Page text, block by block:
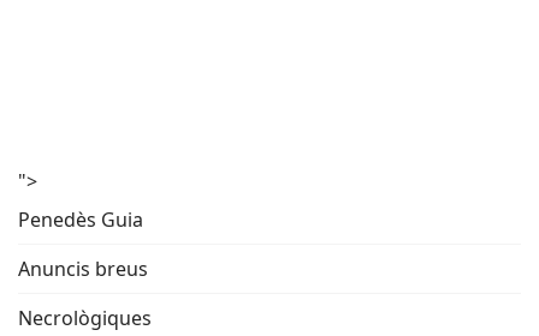
">
Penedès Guia
Anuncis breus
Necrològiques